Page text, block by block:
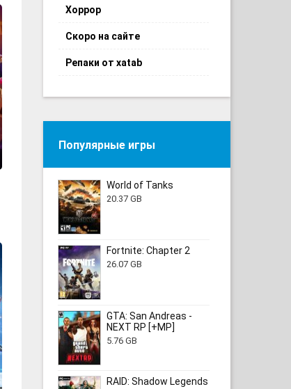
Хоррор
Скоро на сайте
Репаки от xatab
Популярные игры
World of Tanks
20.37 GB
Fortnite: Chapter 2
26.07 GB
GTA: San Andreas -
NEXT RP [+MP]
5.76 GB
RAID: Shadow Legends